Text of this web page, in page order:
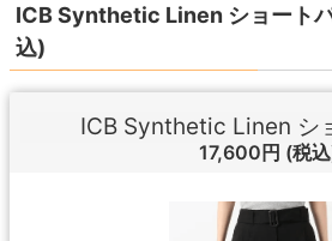
ICB Synthetic Linen ショート
込)
ICB Synthetic Linen シ
17,600円 (税